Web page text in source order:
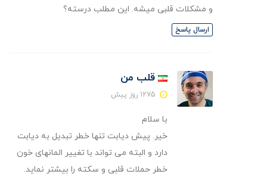
و مشکلات قلبی میشه. این مطلب درسته؟
ارسال پاسخ
قلب من
با سلام
خیر. پیش دیابت تنها خطر تبدیل به دیابت
دارد و البته می تواند با تغییر المانهای خون
خطر حملات قلبی و سکته را بیشتر نماید.